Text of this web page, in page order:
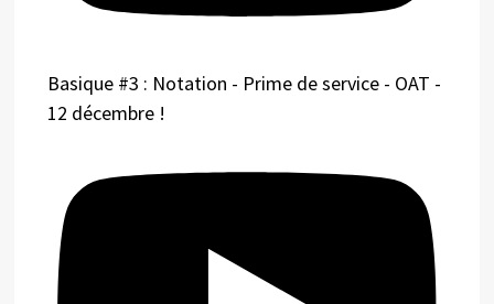
Basique #3 : Notation - Prime de service - OAT -
12 décembre !